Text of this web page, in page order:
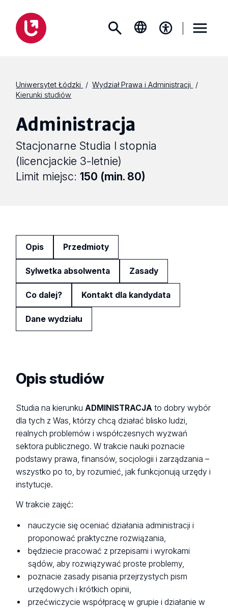
Uniwersytet Łódzki
Wydział Prawa i Administracji
Kierunki studiów
Administracja
Stacjonarne Studia I stopnia
(licencjackie 3-letnie)
Limit miejsc:150 (min. 80)
Opis Przedmioty
Sylwetka absolwenta Zasady
Co dalej? Kontakt dla kandydata
Dane wydziału
Opis studiów
Studia na kierunkuADMINISTRACJA to dobry wybór
dla tych z Was, którzy chcą działać blisko ludzi,
realnych problemów i współczesnych wyzwań
sektora publicznego. W trakcie nauki poznacie
podstawy prawa, finansów, socjologii i zarządzania –
wszystko po to, by rozumieć, jak funkcjonują urzędy i
instytucje.
W trakcie zajęć:
nauczycie się oceniać działania administracji i
proponować praktyczne rozwiązania,
będziecie pracować z przepisami i wyrokami
sądów, aby rozwiązywać proste problemy,
poznacie zasady pisania przejrzystych pism
urzędowych i krótkich opinii,
przećwiczycie współpracę w grupie i działanie w